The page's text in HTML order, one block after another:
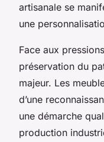
artisanale se
une
Face aux
préservation du
majeur. Les
d’une
une démarche
production